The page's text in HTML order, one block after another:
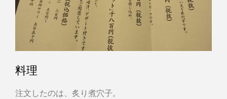
料理
注文したのは、炙り煮穴子。